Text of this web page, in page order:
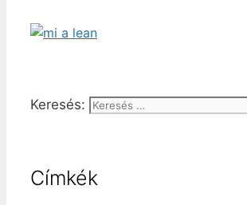
Keresés:
Címkék